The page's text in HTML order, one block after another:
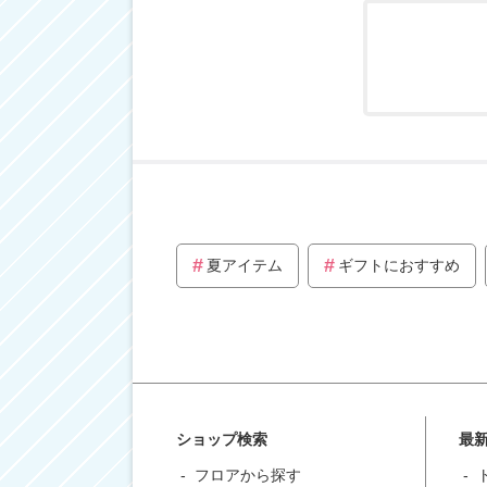
夏アイテム ギフトにおすすめ
ショップ検索
フロアから探す
最